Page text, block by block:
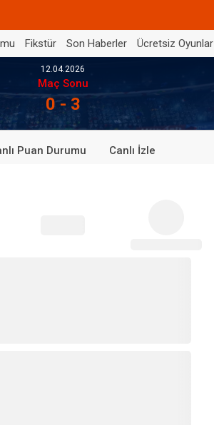
Fikstür Son Haberler Ücretsiz Oyunlar
12.04.2026
Maç Sonu
0 - 3
Puan Durumu Canlı İzle